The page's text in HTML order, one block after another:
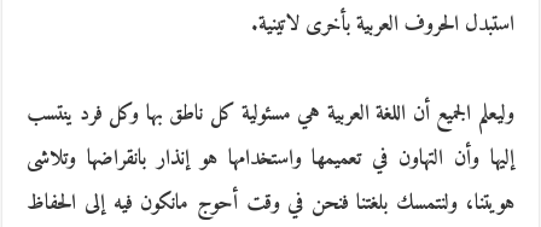
استبدل الحروف العربية بأخرى لاتينية.
وليعلم الجميع أن اللغة العربية هي مسئولية كل ناطق بها وكل فرد ينتسب
إليها وأن التهاون في تعميمها واستخدامها هو إنذار بانقراضها وتلاشى
هويتنا، ولنتمسك بلغتنا فنحن في وقت أحوج مانكون فيه إلى الحفاظ